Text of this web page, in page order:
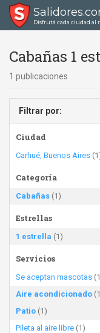
Disfrutá cada ciudad al
Cabañas 1
1 publicaciones
Filtrar por:
Ciudad
Carhué, Buenos Aires
Categoría
Cabañas (1)
Estrellas
1 estrella (1)
Servicios
Se aceptan mascotas
Aire acondicionado
Patio (1)
Pileta al aire libre (1)